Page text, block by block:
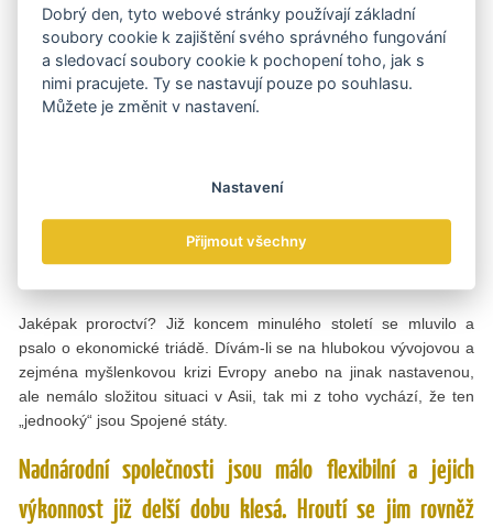
co by bylo dobré pro Evropany. Zájmy bruselské centrály a zájmy
občanů kontinentu spolu skoro nikdy nesouzněly. Teď si zřetelně
protiřečí. To však neznamená, že ti, kteří chtěli na mexickém
summitu Evropanům radit, mysleli na něco jiného než výlučně na
Věříte proroctví některých expertů o vzniku tří
světových mocenských center G3? Evropa – Spojené
státy a Kanada, případně i Mexiko – Asie?
Jaképak proroctví? Již koncem minulého století se mluvilo a
psalo o ekonomické triádě. Dívám-li se na hlubokou vývojovou a
zejména myšlenkovou krizi Evropy anebo na jinak nastavenou,
ale nemálo složitou situaci v Asii, tak mi z toho vychází, že ten
„jednooký“ jsou Spojené státy.
Nadnárodní společnosti jsou málo flexibilní a jejich
výkonnost již delší dobu klesá. Hroutí se jim rovněž
Dobrý den, tyto webové stránky používají základní
soubory cookie k zajištění svého správného fungování
a sledovací soubory cookie k pochopení toho, jak s
nimi pracujete. Ty se nastavují pouze po souhlasu.
Můžete je změnit v nastavení.
Nastavení
Přijmout všechny